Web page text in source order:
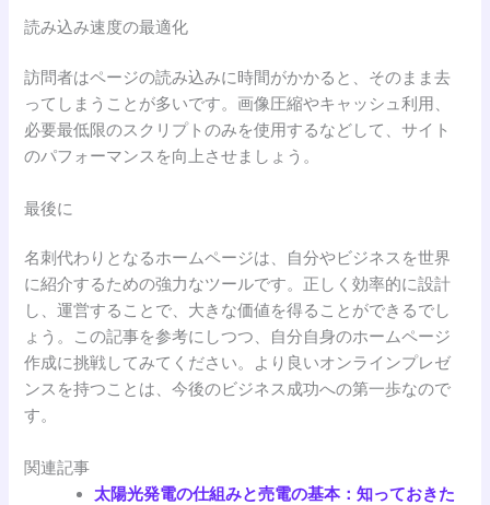
読み込み速度の最適化
訪問者はページの読み込みに時間がかかると、そのまま去
ってしまうことが多いです。画像圧縮やキャッシュ利用、
必要最低限のスクリプトのみを使用するなどして、サイト
のパフォーマンスを向上させましょう。
最後に
名刺代わりとなるホームページは、自分やビジネスを世界
に紹介するための強力なツールです。正しく効率的に設計
し、運営することで、大きな価値を得ることができるでし
ょう。この記事を参考にしつつ、自分自身のホームページ
作成に挑戦してみてください。より良いオンラインプレゼ
ンスを持つことは、今後のビジネス成功への第一歩なので
す。
関連記事
太陽光発電の仕組みと売電の基本：知っておきた